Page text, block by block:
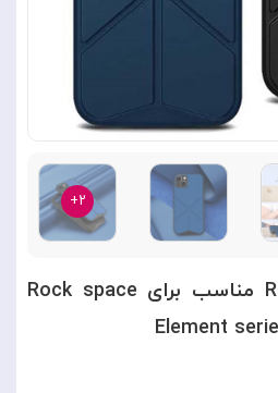
۲+
قاب برند Rock Space مناسب برای Rock space
Element